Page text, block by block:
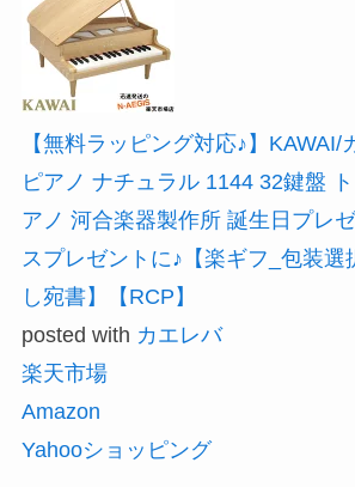
【無料ラッピング対応♪】KAWAI/
ピアノ ナチュラル 1144 32鍵盤
アノ 河合楽器製作所 誕生日プレ
スプレゼントに♪【楽ギフ_包装選
し宛書】【RCP】
posted with カエレバ
楽天市場
Amazon
Yahooショッピング